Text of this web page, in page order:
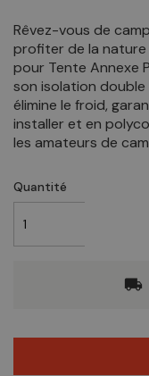
Rêvez-vous de
profiter de la nature
pour Tente Annexe
son isolation
élimine le froid,
installer et en
les amateurs de
Quantité
local_shipping